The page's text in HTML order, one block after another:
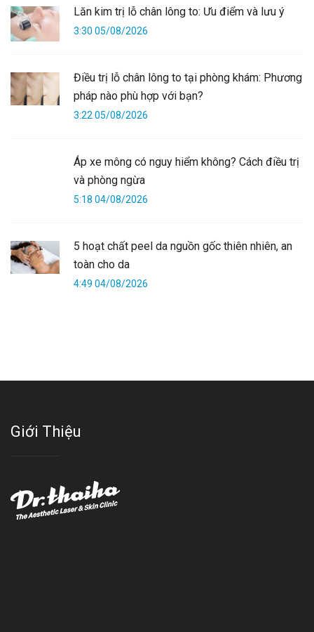
Lăn kim trị lỗ chân lông to: Ưu điểm và lưu ý
3:30 05/08/2026
Điều trị lỗ chân lông to tại phòng khám: Phương
pháp nào phù hợp với bạn?
3:22 05/08/2026
Áp xe mông có nguy hiểm không? Cách điều trị
và phòng ngừa
5:18 04/08/2026
5 hoạt chất peel da nguồn gốc thiên nhiên, an
toàn cho da
4:49 04/08/2026
Giới Thiệu